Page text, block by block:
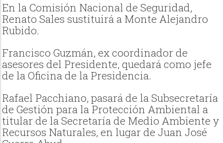
En la Comisión Nacional de Seguridad,
Renato Sales sustituirá a Monte Alejandro
Rubido.
Francisco Guzmán, ex coordinador de
asesores del Presidente, quedará como jefe
de la Oficina de la Presidencia.
Rafael Pacchiano, pasará de la Subsecretaría
de Gestión para la Protección Ambiental a
titular de la Secretaría de Medio Ambiente y
Recursos Naturales, en lugar de Juan José